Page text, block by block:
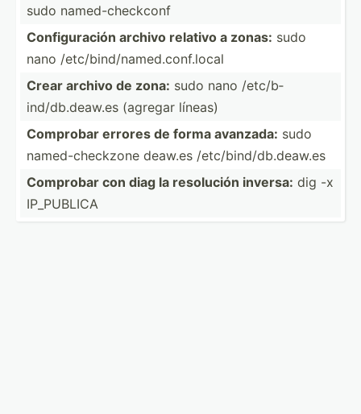
sudo named-­che­ckconf
Config­uración archivo relativo a zonas: sudo
nano /etc/b­ind­/na­med.co­nf.l­ocal
Crear archivo de zona: sudo nano /etc/b­
ind­/db.de­aw.es (agregar líneas)
Comprobar errores de forma avanzada: sudo
named-­che­ckzone deaw.es /etc/b­ind­/db.de­aw.es
Comprobar con diag la resolución inversa: dig -x
IP_PUBLICA